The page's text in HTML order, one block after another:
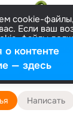
cookie-
Если ваш
файлы
Больше
Настроить
,
9 мая (116
Написать
контенте
— здесь